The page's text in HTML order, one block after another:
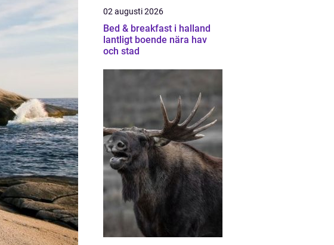
02 augusti 2026
Bed & breakfast i halland
lantligt boende nära hav
och stad